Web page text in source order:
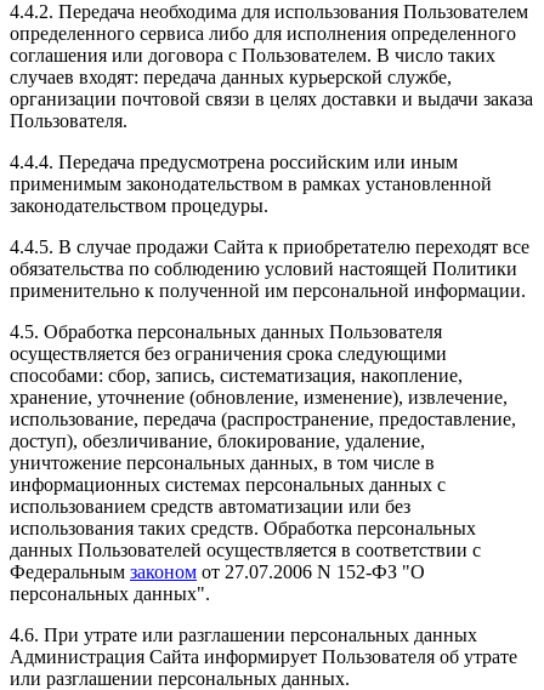
4.4.2. Передача необходима для использования Пользователем
определенного сервиса либо для исполнения определенного
соглашения или договора с Пользователем. В число таких
случаев входят: передача данных курьерской службе,
организации почтовой связи в целях доставки и выдачи заказа
Пользователя.
4.4.4. Передача предусмотрена российским или иным
применимым законодательством в рамках установленной
законодательством процедуры.
4.4.5. В случае продажи Сайта к приобретателю переходят все
обязательства по соблюдению условий настоящей Политики
применительно к полученной им персональной информации.
4.5. Обработка персональных данных Пользователя
осуществляется без ограничения срока следующими
способами: сбор, запись, систематизация, накопление,
хранение, уточнение (обновление, изменение), извлечение,
использование, передача (распространение, предоставление,
доступ), обезличивание, блокирование, удаление,
уничтожение персональных данных, в том числе в
информационных системах персональных данных с
использованием средств автоматизации или без
использования таких средств. Обработка персональных
данных Пользователей осуществляется в соответствии с
Федеральным законом от 27.07.2006 N 152-ФЗ "О
персональных данных".
4.6. При утрате или разглашении персональных данных
Администрация Сайта информирует Пользователя об утрате
или разглашении персональных данных.